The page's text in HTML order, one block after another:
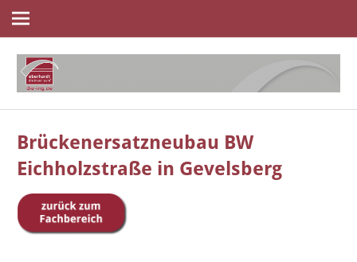
Navigation
Inhalt
springen
eberhardt
Brückenersatzneubau BW
Eichholzstraße in Gevelsberg